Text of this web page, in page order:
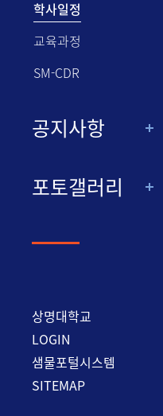
학사일정
교육과정
SM-CDR
공지사항
포토갤러리
상명대학교
LOGIN
샘물포털시스템
SITEMAP